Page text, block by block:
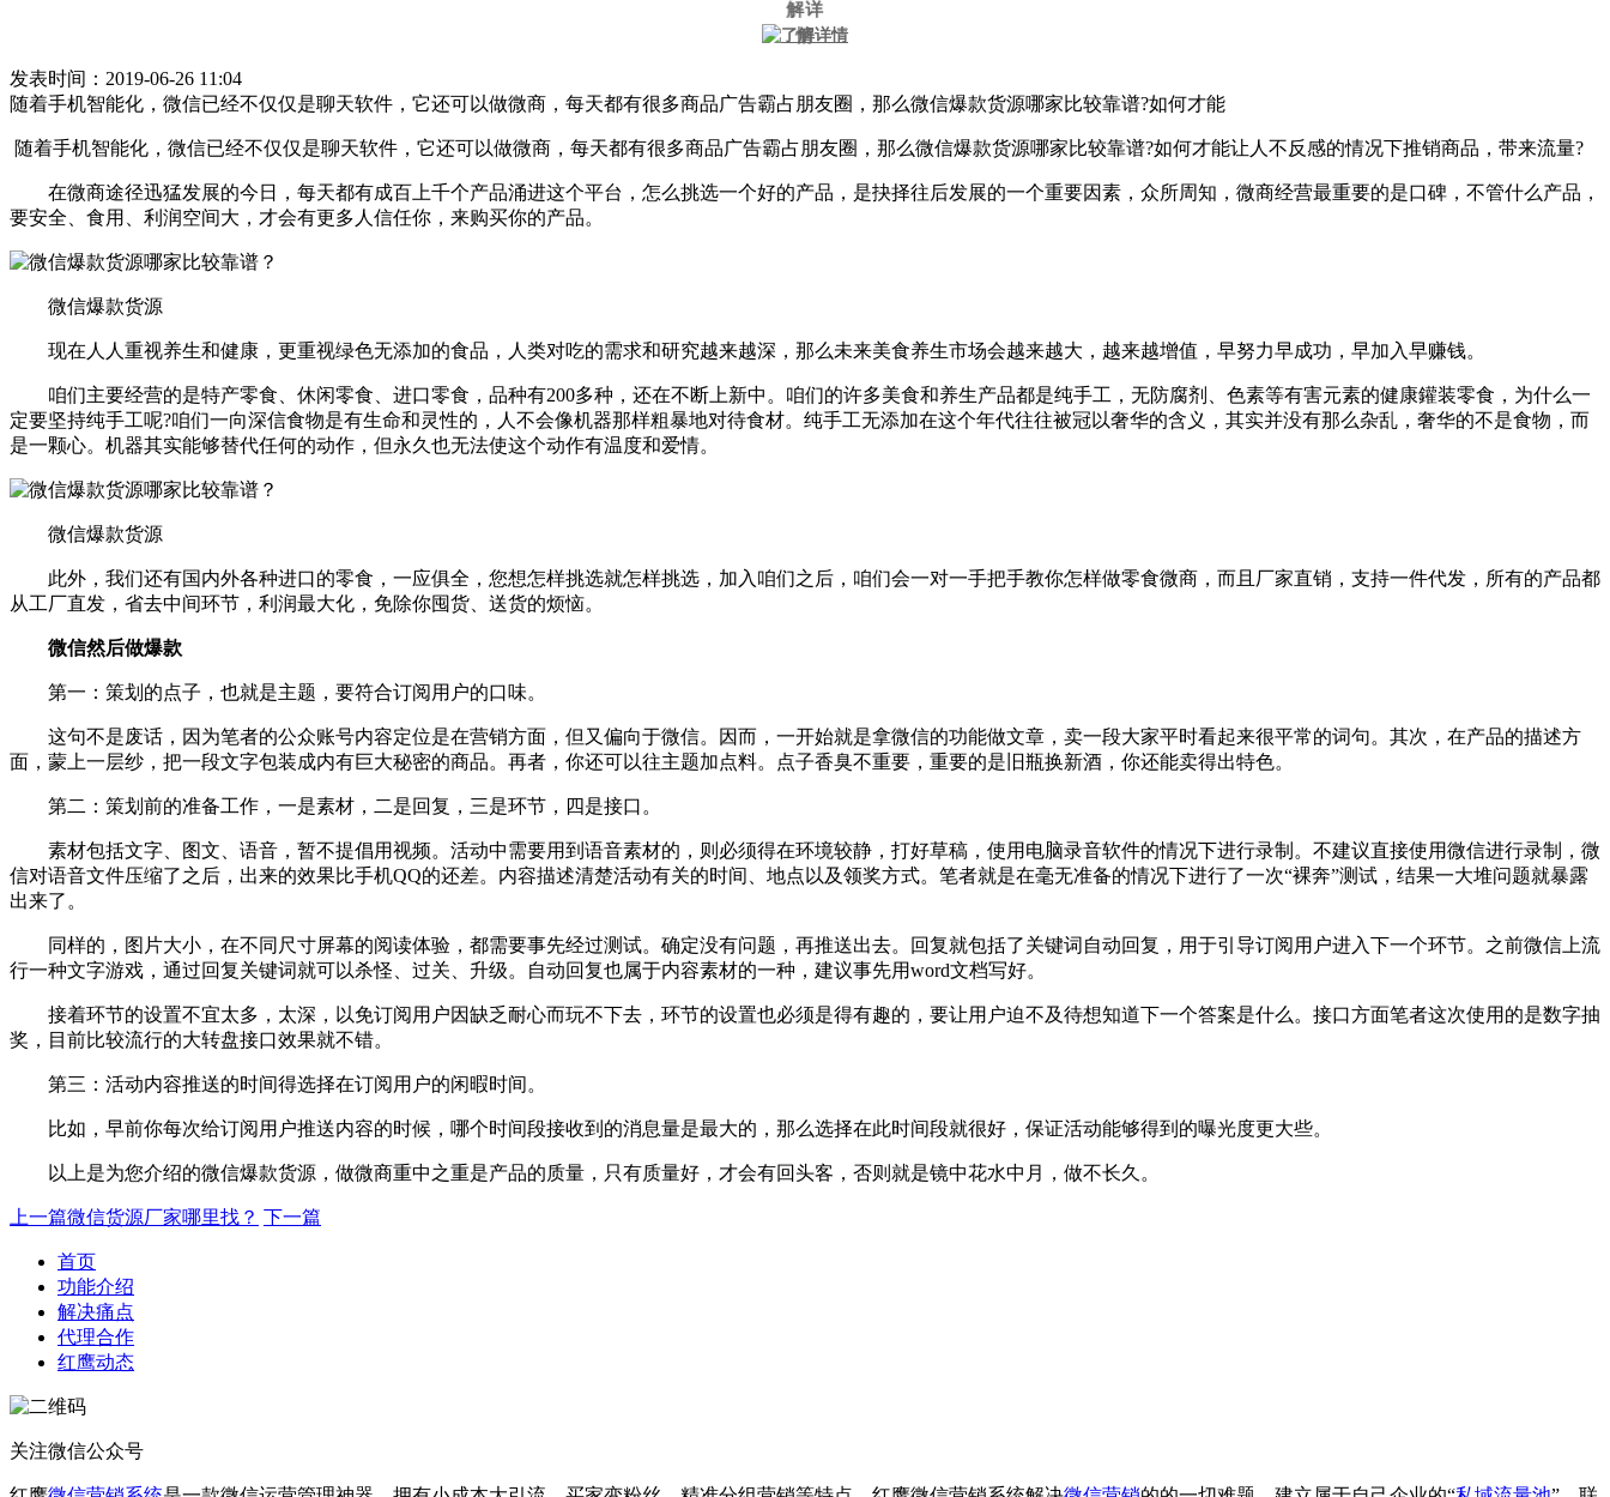
发表时间：2019-06-26 11:04
随着手机智能化，微信已经不仅仅是聊天软件，它还可以做微商，每天都有很多商品广告霸占朋友圈，那么微信爆款货源哪家比较靠谱?如何才能
随着手机智能化，微信已经不仅仅是聊天软件，它还可以做微商，每天都有很多商品广告霸占朋友圈，那么微信爆款货源哪家比较靠谱?如何才能让人不反感的情况下推销商品，带来流量?
在微商途径迅猛发展的今日，每天都有成百上千个产品涌进这个平台，怎么挑选一个好的产品，是抉择往后发展的一个重要因素，众所周知，微商经营最重要的是口碑，不管什么产品，
要安全、食用、利润空间大，才会有更多人信任你，来购买你的产品。
微信爆款货源
现在人人重视养生和健康，更重视绿色无添加的食品，人类对吃的需求和研究越来越深，那么未来美食养生市场会越来越大，越来越增值，早努力早成功，早加入早赚钱。
咱们主要经营的是特产零食、休闲零食、进口零食，品种有200多种，还在不断上新中。咱们的许多美食和养生产品都是纯手工，无防腐剂、色素等有害元素的健康鑵装零食，为什么一
定要坚持纯手工呢?咱们一向深信食物是有生命和灵性的，人不会像机器那样粗暴地对待食材。纯手工无添加在这个年代往往被冠以奢华的含义，其实并没有那么杂乱，奢华的不是食物，而
是一颗心。机器其实能够替代任何的动作，但永久也无法使这个动作有温度和爱情。
微信爆款货源
此外，我们还有国内外各种进口的零食，一应俱全，您想怎样挑选就怎样挑选，加入咱们之后，咱们会一对一手把手教你怎样做零食微商，而且厂家直销，支持一件代发，所有的产品都
从工厂直发，省去中间环节，利润最大化，免除你囤货、送货的烦恼。
微信然后做爆款
第一：策划的点子，也就是主题，要符合订阅用户的口味。
这句不是废话，因为笔者的公众账号内容定位是在营销方面，但又偏向于微信。因而，一开始就是拿微信的功能做文章，卖一段大家平时看起来很平常的词句。其次，在产品的描述方
面，蒙上一层纱，把一段文字包装成内有巨大秘密的商品。再者，你还可以往主题加点料。点子香臭不重要，重要的是旧瓶换新酒，你还能卖得出特色。
第二：策划前的准备工作，一是素材，二是回复，三是环节，四是接口。
素材包括文字、图文、语音，暂不提倡用视频。活动中需要用到语音素材的，则必须得在环境较静，打好草稿，使用电脑录音软件的情况下进行录制。不建议直接使用微信进行录制，微
信对语音文件压缩了之后，出来的效果比手机QQ的还差。内容描述清楚活动有关的时间、地点以及领奖方式。笔者就是在毫无准备的情况下进行了一次“裸奔”测试，结果一大堆问题就暴露
出来了。
同样的，图片大小，在不同尺寸屏幕的阅读体验，都需要事先经过测试。确定没有问题，再推送出去。回复就包括了关键词自动回复，用于引导订阅用户进入下一个环节。之前微信上流
行一种文字游戏，通过回复关键词就可以杀怪、过关、升级。自动回复也属于内容素材的一种，建议事先用word文档写好。
接着环节的设置不宜太多，太深，以免订阅用户因缺乏耐心而玩不下去，环节的设置也必须是得有趣的，要让用户迫不及待想知道下一个答案是什么。接口方面笔者这次使用的是数字抽
奖，目前比较流行的大转盘接口效果就不错。
第三：活动内容推送的时间得选择在订阅用户的闲暇时间。
比如，早前你每次给订阅用户推送内容的时候，哪个时间段接收到的消息量是最大的，那么选择在此时间段就很好，保证活动能够得到的曝光度更大些。
以上是为您介绍的微信爆款货源，做微商重中之重是产品的质量，只有质量好，才会有回头客，否则就是镜中花水中月，做不长久。
上一篇微信货源厂家哪里找？ 下一篇
首页
功能介绍
解决痛点
代理合作
红鹰动态
关注微信公众号